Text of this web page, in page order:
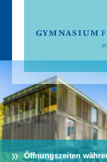
Öffnungszeiten